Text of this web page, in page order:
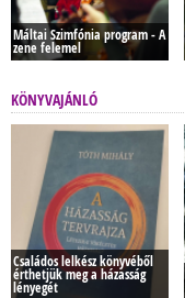
Máltai Szimfónia program - A
zene felemel
KÖNYVAJÁNLÓ
Családos lelkész könyvéből
érthetjük meg a házasság
lényegét